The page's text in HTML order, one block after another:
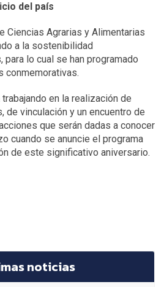
del país
Ciencias Agrarias y Alimentarias
a la sostenibilidad
para lo cual se han programado
conmemorativas.
en la realización de
de vinculación y un encuentro de
que serán dadas a conocer
cuando se anuncie el programa
de este significativo aniversario.
noticias